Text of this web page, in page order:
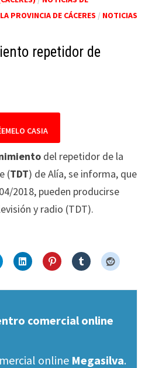
PROVINCIA DE CÁCERES / NOTICIAS
repetidor de
CASIA
del repetidor de la
(TDT) de Alía, se informa, que
2018, pueden producirse
y radio (TDT).
comercial online
online Megasilva.